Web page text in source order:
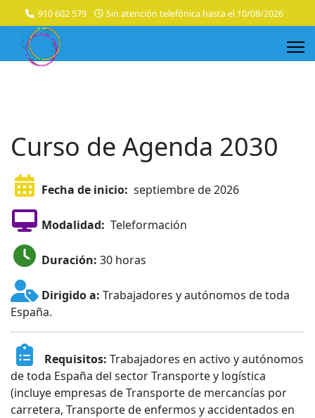
910 602 579 Sin atención telefónica hasta el 10/08/2026
Curso de Agenda 2030
Fecha de inicio: septiembre de 2026
Modalidad: Teleformación
Duración: 30 horas
Dirigido a: Trabajadores y autónomos de toda
España.
Requisitos: Trabajadores en activo y autónomos
de toda España del sector Transporte y logística
(incluye empresas de Transporte de mercancías por
carretera, Transporte de enfermos y accidentados en